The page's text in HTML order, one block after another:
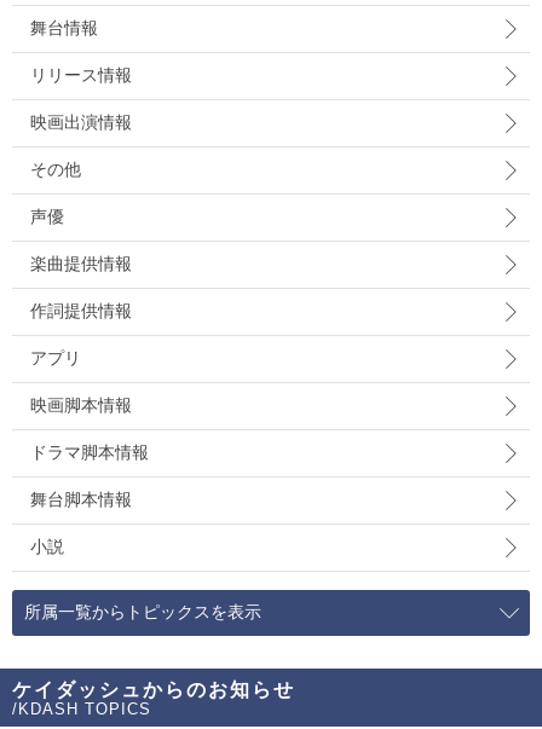
舞台情報
リリース情報
映画出演情報
その他
声優
楽曲提供情報
作詞提供情報
アプリ
映画脚本情報
ドラマ脚本情報
舞台脚本情報
小説
所属一覧からトピックスを表示
ケイダッシュからのお知らせ
/KDASH TOPICS